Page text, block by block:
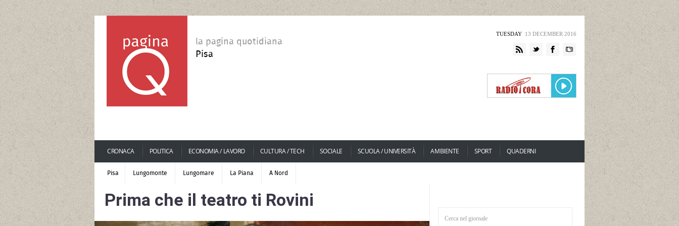
la pagina quotidiana
Pisa
TUESDAY 13 DECEMBER 2016
CRONACA POLITICA ECONOMIA / LAVORO CULTURA / TECH SOCIALE SCUOLA / UNIVERSITÀ AMBIENTE SPORT QUADERNI
Pisa Lungomonte Lungomare La Piana A Nord
Prima che il teatro ti Rovini